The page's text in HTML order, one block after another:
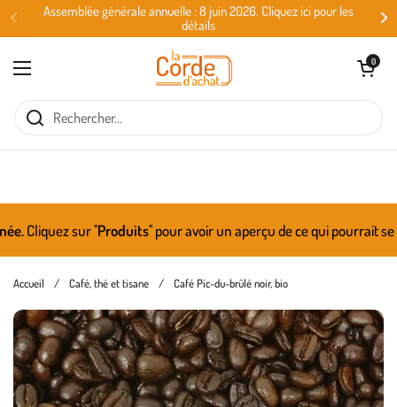
Passer au contenu
Assemblée générale annuelle : 8 juin 2026. Cliquez ici pour les
détails
Ouvrir le menu
Ouvrir le
0
sur ''Produits'' pour avoir un aperçu de ce qui pourrait se
Accueil / Café, thé et tisane / Café Pic-du-brûlé noir, bio